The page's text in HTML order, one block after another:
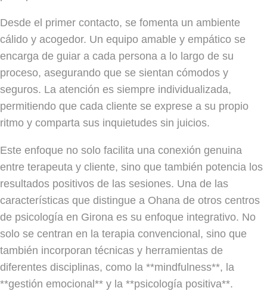
Desde el primer contacto, se fomenta un ambiente
cálido y acogedor. Un equipo amable y empático se
encarga de guiar a cada persona a lo largo de su
proceso, asegurando que se sientan cómodos y
seguros. La atención es siempre individualizada,
permitiendo que cada cliente se exprese a su propio
ritmo y comparta sus inquietudes sin juicios.
Este enfoque no solo facilita una conexión genuina
entre terapeuta y cliente, sino que también potencia los
resultados positivos de las sesiones. Una de las
características que distingue a Ohana de otros centros
de psicología en Girona es su enfoque integrativo. No
solo se centran en la terapia convencional, sino que
también incorporan técnicas y herramientas de
diferentes disciplinas, como la **mindfulness**, la
**gestión emocional** y la **psicología positiva**.